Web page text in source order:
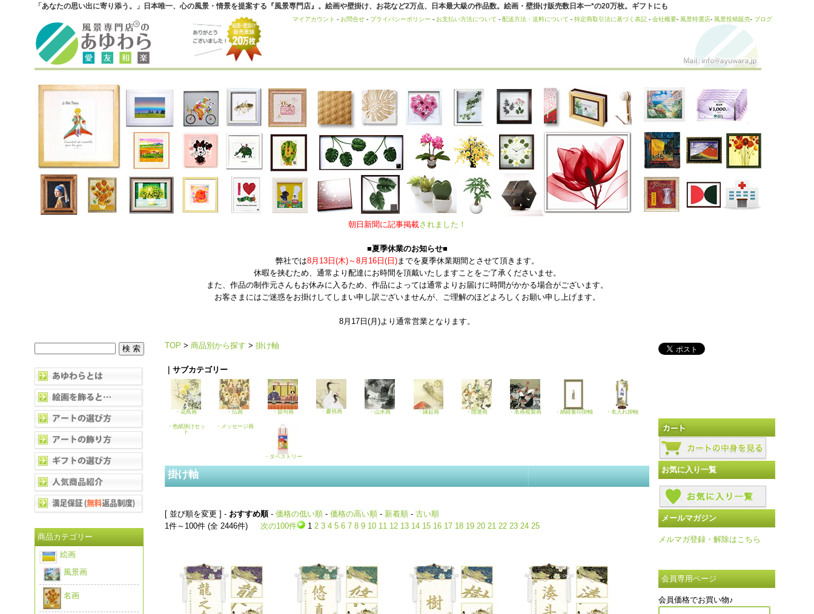
「あなたの思い出に寄り添う。」日本唯一、心の風景・情景を提案する『風景専門店』。絵画や壁掛け、お花など2万点、日本最大級の作品数。絵画・壁掛け販売数日本一*の20万枚。ギフトにも
マイアカウント - お問合せ - プライバシーポリシー - お支払い方法について - 配送方法・送料について - 特定商取引法に基づく表記 - 会社概要- 風景特選店- 風景投稿販売- ブログ
朝日新聞に記事掲載されました！
■夏季休業のお知らせ■
弊社では8月13日(木)～8月16日(日)までを夏季休業期間とさせて頂きます。
休暇を挟むため、通常より配達にお時間を頂戴いたしますことをご了承くださいませ。
また、作品の制作元さんもお休みに入るため、作品によっては通常よりお届けに時間がかかる場合がございます。
お客さまにはご迷惑をお掛けしてしまい申し訳ございませんが、ご理解のほどよろしくお願い申し上げます。
8月17日(月)より通常営業となります。
TOP > 商品別から探す > 掛け軸
｜サブカテゴリー
・花鳥画 ・仏画 ・節句画 ・慶祝画 ・山水画 ・縁起画 ・開運画 ・名画複製画 ・納経集印掛軸 ・名入れ掛軸
・色紙掛けセッ
ト
・メッセージ画
・タペストリー
掛け軸
[ 並び順を変更 ] - おすすめ順- 価格の低い順 - 価格の高い順 - 新着順 - 古い順
1件～100件 (全 2446件) 次の100件 1 2 3 4 5 6 7 8 9 10 11 12 13 14 15 16 17 18 19 20 21 22 23 24 25
商品カテゴリー
絵画
風景画
名画
お気に入り一覧
メールマガジン
メルマガ登録・解除はこちら
会員専用ページ
会員価格でお買い物♪